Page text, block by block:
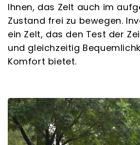
Ihnen, das Zelt auch im
Zustand frei zu bewegen.
ein Zelt, das den Test der
und gleichzeitig
Komfort bietet.